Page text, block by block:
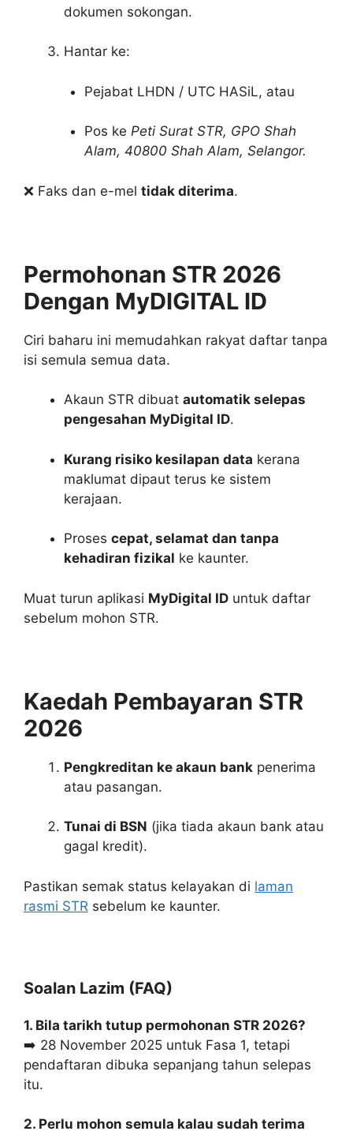
dokumen sokongan.
Hantar ke:
Pejabat LHDN / UTC HASiL, atau
Pos ke Peti Surat STR, GPO Shah
Alam, 40800 Shah Alam, Selangor.
❌ Faks dan e-mel tidak diterima.
Permohonan STR 2026
Dengan MyDIGITAL ID
Ciri baharu ini memudahkan rakyat daftar tanpa
isi semula semua data.
Akaun STR dibuat automatik selepas
pengesahan MyDigital ID.
Kurang risiko kesilapan data kerana
maklumat dipaut terus ke sistem
kerajaan.
Proses cepat, selamat dan tanpa
kehadiran fizikal ke kaunter.
Muat turun aplikasi MyDigital ID untuk daftar
sebelum mohon STR.
Kaedah Pembayaran STR
2026
Pengkreditan ke akaun bank penerima
atau pasangan.
Tunai di BSN (jika tiada akaun bank atau
gagal kredit).
Pastikan semak status kelayakan di laman
rasmi STR sebelum ke kaunter.
Soalan Lazim (FAQ)
1. Bila tarikh tutup permohonan STR 2026?
➡️ 28 November 2025 untuk Fasa 1, tetapi
pendaftaran dibuka sepanjang tahun selepas
itu.
2. Perlu mohon semula kalau sudah terima